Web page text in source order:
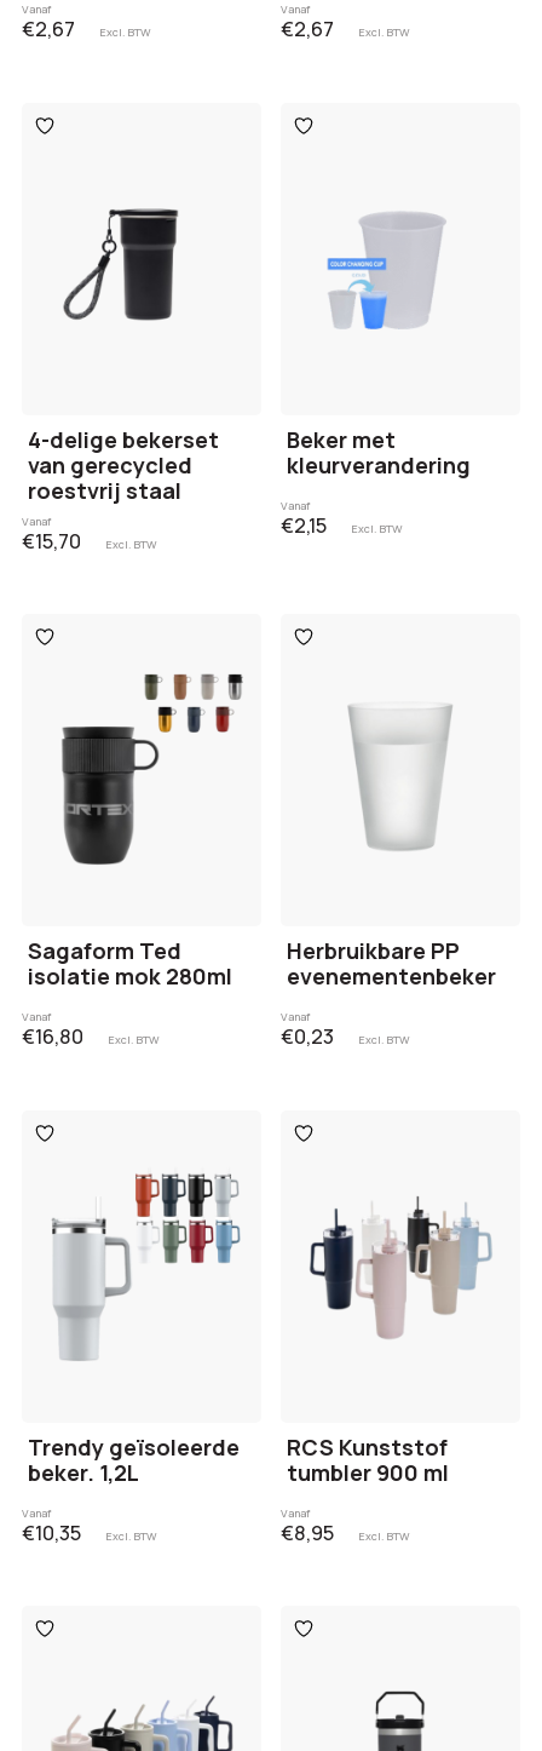
Vanaf
€2,67 Excl. BTW
Vanaf
€2,67 Excl. BTW
Toevoegen
aan
4-delige bekerset
van gerecycled
roestvrij staal
Vanaf
€15,70 Excl. BTW
Toevoegen
aan
Beker met
kleurverandering
Vanaf
€2,15 Excl. BTW
Toevoegen
aan
Sagaform Ted
isolatie mok 280ml
Vanaf
€16,80 Excl. BTW
Toevoegen
aan
Herbruikbare PP
evenementenbeker
Vanaf
€0,23 Excl. BTW
Toevoegen
aan
Trendy geïsoleerde
beker. 1,2L
Vanaf
€10,35 Excl. BTW
Toevoegen
aan
RCS Kunststof
tumbler 900 ml
Vanaf
€8,95 Excl. BTW
Toevoegen
aan
Toevoegen
aan